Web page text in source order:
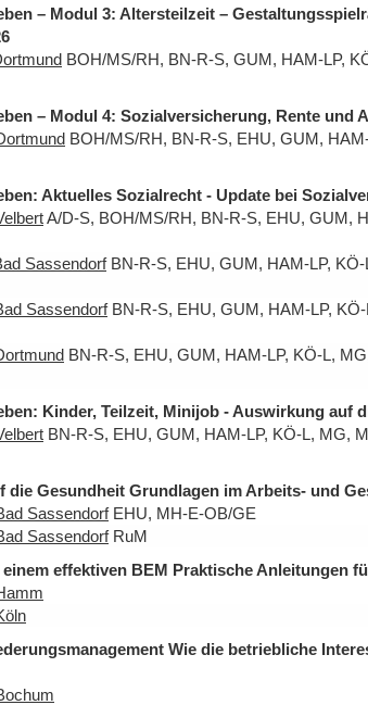
– Modul 3: Altersteilzeit –
BOH/MS/RH, BN-R-S, GUM, HAM-LP,
– Modul 4: Sozialversicherung, Rente und
BOH/MS/RH, BN-R-S, EHU, GUM,
Aktuelles Sozialrecht - Update bei
A/D-S, BOH/MS/RH, BN-R-S, EHU, GUM,
SassendorfBN-R-S, EHU, GUM, HAM-LP,
SassendorfBN-R-S, EHU, GUM, HAM-LP,
BN-R-S, EHU, GUM, HAM-LP, KÖ-L,
Kinder, Teilzeit, Minijob - Auswirkung auf
BN-R-S, EHU, GUM, HAM-LP, KÖ-L, MG,
die Gesundheit Grundlagen im Arbeits- und
SassendorfEHU, MH-E-OB/GE
SassendorfRuM
effektiven BEM Praktische Anleitungen
Wie die betriebliche